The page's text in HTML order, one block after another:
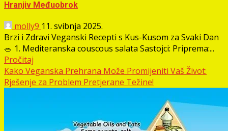
Hranjiv Međuobrok
molly9 11. svibnja 2025.
Brzi i Zdravi Veganski Recepti s Kus-Kusom za Svaki Dan
🥗 1. Mediteranska couscous salata Sastojci: Priprema:...
Pročitaj
Kako Veganska Prehrana Može Promijeniti Vaš Život:
Rješenje za Problem Pretjerane Težine!